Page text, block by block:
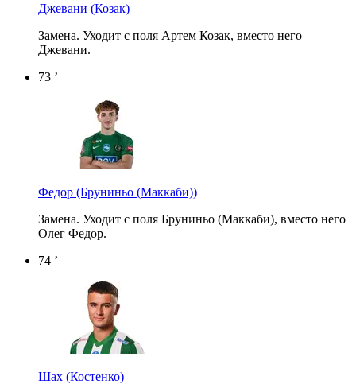
Джевани (Козак)
Замена. Уходит с поля Артем Козак, вместо него
Джевани.
73 ’
Федор (Бруниньо (Маккаби))
Замена. Уходит с поля Бруниньо (Маккаби), вместо него
Олег Федор.
74 ’
Шах (Костенко)